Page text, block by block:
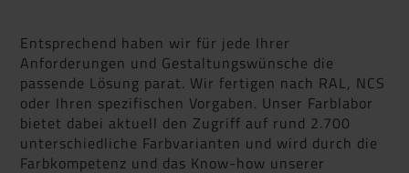
Entsprechend haben wir für jede Ihrer
Anforderungen und Gestaltungswünsche die
passende Lösung parat. Wir fertigen nach RAL, NCS
oder Ihren spezifischen Vorgaben. Unser Farblabor
bietet dabei aktuell den Zugriff auf rund 2.700
unterschiedliche Farbvarianten und wird durch die
Farbkompetenz und das Know-how unserer